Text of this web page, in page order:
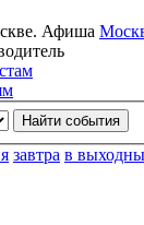
Афиша
завтра в